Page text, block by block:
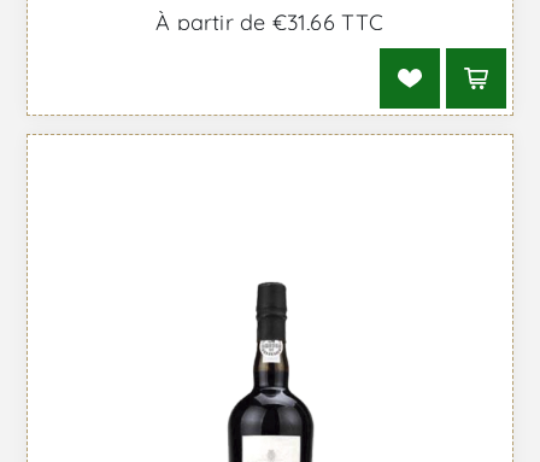
À partir de €31,66 TTC